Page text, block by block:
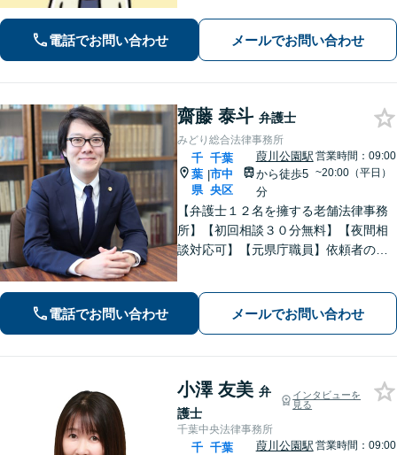
件／相続紛争など、幅広いご相談に対
応が可能です。【夜間・休日面談可】
電話でお問い合わせ メールでお問い合わせ
齋藤 泰斗 弁護士
みどり総合法律事務所
千
葉
県
|
千葉
市中
央区
葭川公園駅
から徒歩5
分
営業時間：09:00
~20:00（平日）
【弁護士１２名を擁する老舗法律事務
所】【初回相談３０分無料】【夜間相
談対応可】【元県庁職員】依頼者の方
法律事務所です。
電話でお問い合わせ メールでお問い合わせ
小澤 友美 弁
護士
インタビューを
見る
千葉中央法律事務所
千 千葉
葭川公園駅 営業時間：09:00